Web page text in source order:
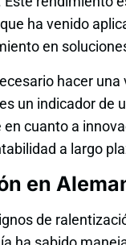
ha venido
en
hacer
un indicador
cuanto a
a largo
en
de